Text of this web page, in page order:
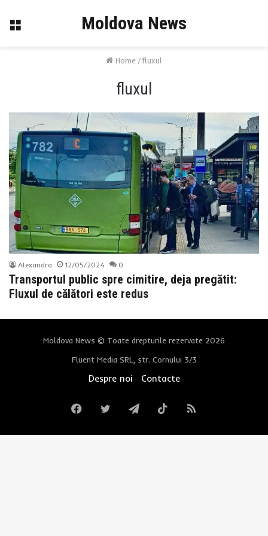
Menu Moldova News
Home /fluxul
fluxul
Alexandra 12/05/2024 0
Transportul public spre cimitire, deja pregătit:
Fluxul de călători este redus
Moldova News © Toate drepturile rezervate 2026
Fluent Media SRL, str. Cornului 3/3
Despre noi Contacte
FacebookTwitterTelegramTikTokRSS